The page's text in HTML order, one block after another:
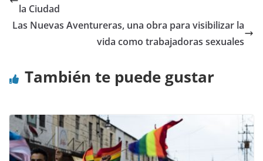
la Ciudad
Las Nuevas Aventureras, una obra para visibilizar la
vida como trabajadoras sexuales
También te puede gustar